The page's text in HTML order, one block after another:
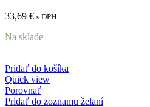
33,69 € s DPH
Na sklade
Pridať do košíka
Quick view
Porovnať
Pridať do zoznamu želaní